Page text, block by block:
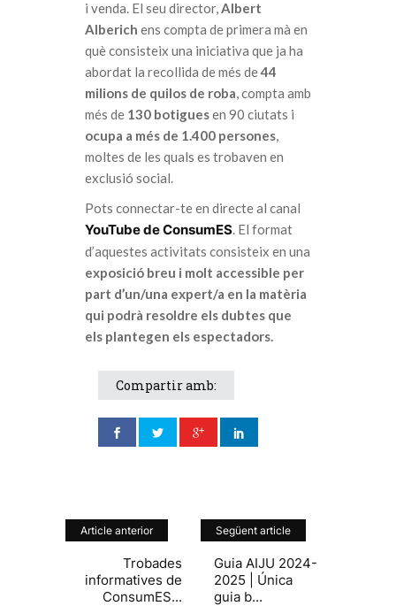
i venda. El seu director,Albert
Alberich ens compta de primera mà en
què consisteix una iniciativa que ja ha
abordat la recollida de més de44
milions de quilos de roba, compta amb
més de 130 botiguesen 90 ciutats i
ocupa a més de 1.400 persones,
moltes de les quals es trobaven en
exclusió social.
Pots connectar-te en directe al canal
YouTube de ConsumES. El format
d’aquestes activitats consisteix en una
exposició breu i molt accessible per
part d’un/una expert/a en la matèria
qui podrà resoldre els dubtes que
els plantegen els espectadors.
Compartir amb:
Article anterior
Trobades
informatives de
ConsumES...
Següent article
Guia AIJU 2024-
2025 | Única
guia b...